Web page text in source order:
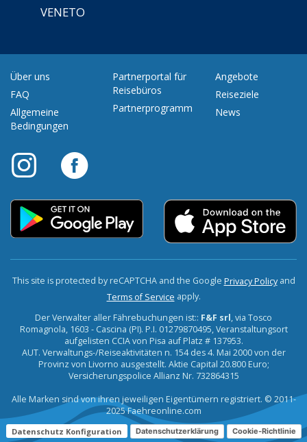
VENETO
Über uns
FAQ
Allgemeine
Bedingungen
Partnerportal für
Reisebüros
Partnerprogramm
Angebote
Reiseziele
News
This site is protected by reCAPTCHA and the Google Privacy Policyand
Terms of Service apply.
Der Verwalter aller Fährebuchungen ist:: F&F srl, via Tosco
Romagnola, 1603 - Cascina (PI). P.I. 01279870495, Veranstaltungsort
aufgelisten CCIA von Pisa auf Platz # 137953.
AUT. Verwaltungs-/Reiseaktivitäten n. 154 des 4. Mai 2000 von der
Provinz von Livorno ausgestellt. Aktie Capital 20.800 Euro;
Versicherungspolice Allianz Nr. 732864315
Alle Marken sind von ihren jeweiligen Eigentümern registriert. © 2011-
2025 Faehreonline.com
Datenschutz Konfiguration Datenschutzerklärung Cookie-Richtlinie